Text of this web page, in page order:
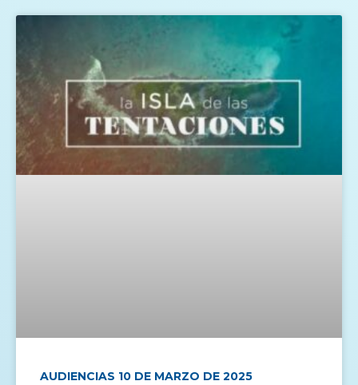
AUDIENCIAS 10 DE MARZO DE 2025